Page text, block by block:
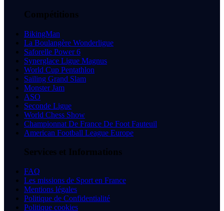
Compétitions
BikingMan
La Boulangère Wonderligue
Saforelle Power 6
Synerglace Ligue Magnus
World Cup Pentathlon
Sailing Grand Slam
Monster Jam
ASO
Seconde Ligue
World Chess Show
Championnat De France De Foot Fauteuil
American Football League Europe
Services et Informations
FAQ
Les missions de Sport en France
Mentions légales
Politique de Confidentialité
Politique cookies